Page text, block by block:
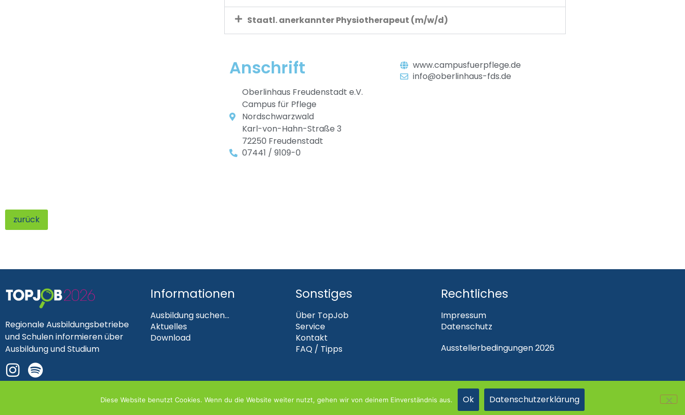
Staatl. anerkannter Physiotherapeut (m/w/d)
Anschrift
Oberlinhaus Freudenstadt e.V.
Campus für Pflege
Nordschwarzwald
Karl-von-Hahn-Straße 3
72250 Freudenstadt
07441 / 9109-0
www.campusfuerpflege.de
info@oberlinhaus-fds.de
zurück
Regionale Ausbildungsbetriebe
und Schulen informieren über
Ausbildung und Studium
Informationen
Ausbildung suchen...
Aktuelles
Download
Sonstiges
Über TopJob
Service
Kontakt
FAQ / Tipps
Rechtliches
Impressum
Datenschutz
Aussteller­bedingungen 2026
Diese Website benutzt Cookies. Wenn du die Website weiter nutzt, gehen wir von deinem Einverständnis aus. Ok Datenschutzerklärung